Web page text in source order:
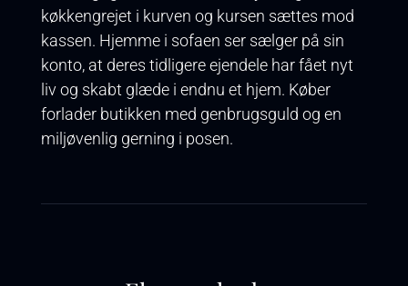
køkkengrejet i kurven og kursen sættes mod
kassen. Hjemme i sofaen ser sælger på sin
konto, at deres tidligere ejendele har fået nyt
liv og skabt glæde i endnu et hjem. Køber
forlader butikken med genbrugsguld og en
miljøvenlig gerning i posen.